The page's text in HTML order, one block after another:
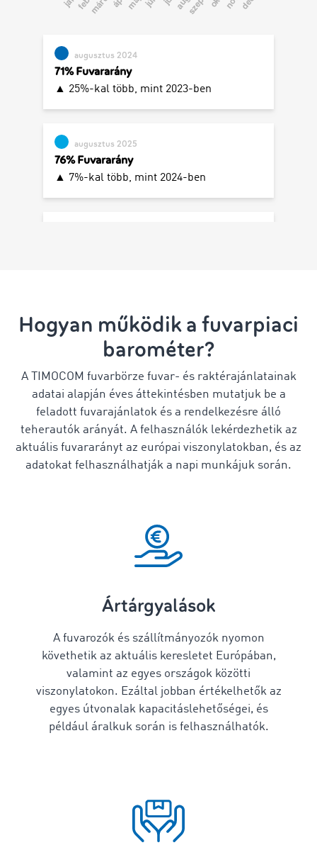
Hogyan működik a fuvarpiaci
barométer?
A TIMOCOM fuvarbörze fuvar- és raktérajánlatainak
adatai alapján éves áttekintésben mutatjuk be a
feladott fuvarajánlatok és a rendelkezésre álló
teherautók arányát. A felhasználók lekérdezhetik az
aktuális fuvararányt az európai viszonylatokban, és az
adatokat felhasználhatják a napi munkájuk során.
Ártárgyalások
A fuvarozók és szállítmányozók nyomon
követhetik az aktuális keresletet Európában,
valamint az egyes országok közötti
viszonylatokon. Ezáltal jobban értékelhetők az
egyes útvonalak kapacitáslehetőségei, és
például áralkuk során is felhasználhatók.